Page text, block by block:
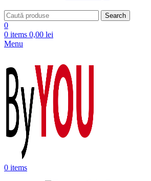
Search
0
0 items 0,00 lei
Menu
0 items